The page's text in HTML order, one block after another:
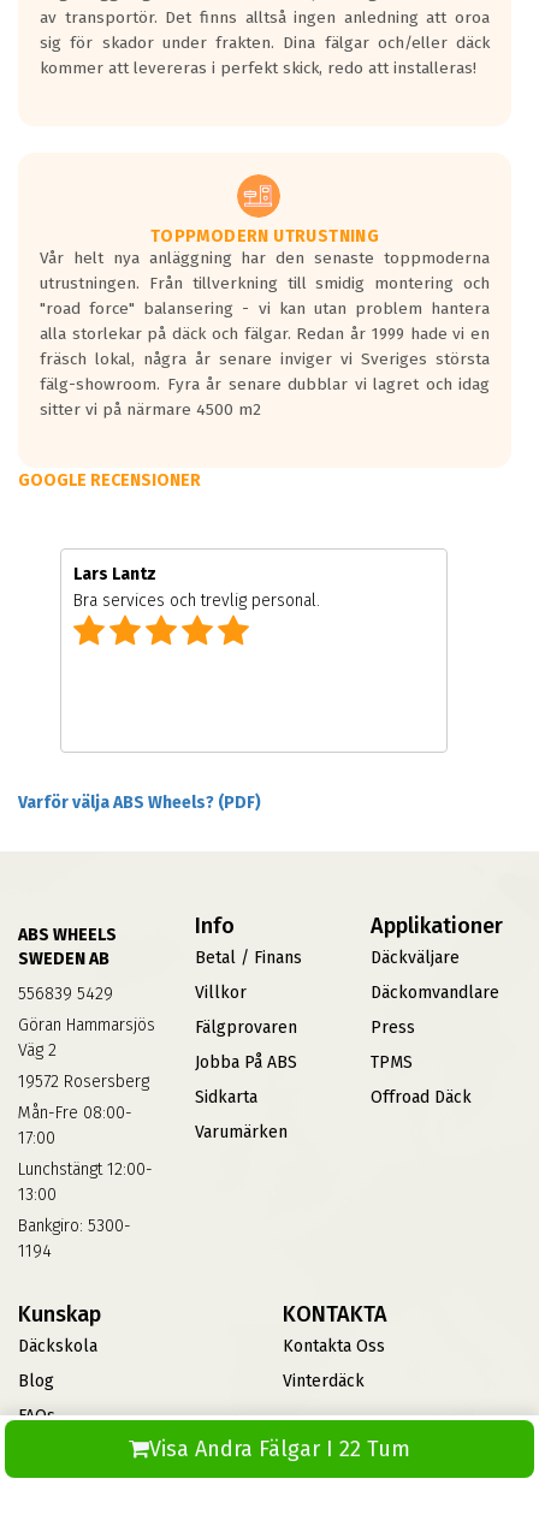
Visa Andra Fälgar I 22 Tum
av transportör. Det finns alltså ingen anledning att oroa
sig för skador under frakten. Dina fälgar och/eller däck
kommer att levereras i perfekt skick, redo att installeras!
TOPPMODERN UTRUSTNING
Vår helt nya anläggning har den senaste toppmoderna
utrustningen. Från tillverkning till smidig montering och
"road force" balansering - vi kan utan problem hantera
alla storlekar på däck och fälgar. Redan år 1999 hade vi en
fräsch lokal, några år senare inviger vi Sveriges största
fälg-showroom. Fyra år senare dubblar vi lagret och idag
sitter vi på närmare 4500 m2
GOOGLE RECENSIONER
Lars Lantz
Bra services och trevlig personal.
Varför välja ABS Wheels? (PDF)
ABS WHEELS
SWEDEN AB
556839 5429
Göran Hammarsjös
Väg 2
19572 Rosersberg
Mån-Fre 08:00-
17:00
Lunchstängt 12:00-
13:00
Bankgiro: 5300-
1194
Info
Betal / Finans
Villkor
Fälgprovaren
Jobba På ABS
Sidkarta
Varumärken
Applikationer
Däckväljare
Däckomvandlare
Press
TPMS
Offroad Däck
Kunskap
Däckskola
Blog
FAQs
Informationsbank Av Däck
Och Fälgar
KONTAKTA
Kontakta Oss
Vinterdäck